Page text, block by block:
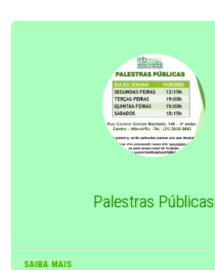
Palestras Públicas
SAIBA MAIS